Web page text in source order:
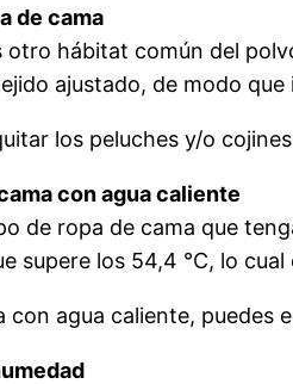
de cama
otro hábitat común del
ajustado, de modo
los peluches y/o
con agua caliente
de ropa de cama que
supere los 54,4 °C, lo
con agua caliente, puedes